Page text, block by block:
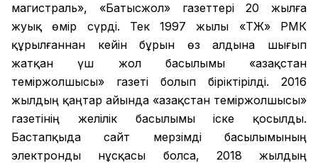
магистраль», «Батысжол» газеттері 20 жылға
жуық өмір сүрді. Тек 1997 жылы «ҚТЖ» РМК
құрылғаннан кейін бұрын өз алдына шығып
жатқан үш жол басылымы «Қазақстан
теміржолшысы» газеті болып біріктірілді. 2016
жылдың қаңтар айында «Қазақстан теміржолшысы»
газетінің желілік басылымы іске қосылды.
Бастапқыда сайт мерзімді басылымының
электронды нұсқасы болса, 2018 жылдың